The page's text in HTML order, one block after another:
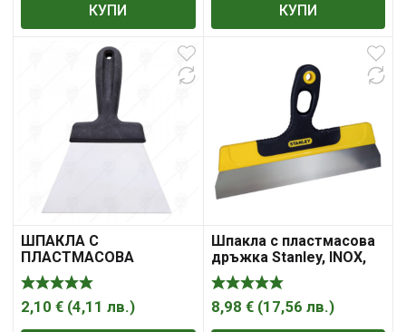
КУПИ КУПИ
ШПАКЛА С
ПЛАСТМАСОВА
ДРЪЖКА DECOREX
2,10 € (4,11 лв.)
Шпакла с пластмасова
дръжка Stanley, INOX,
300 мм, STHT0-05934
8,98 € (17,56 лв.)